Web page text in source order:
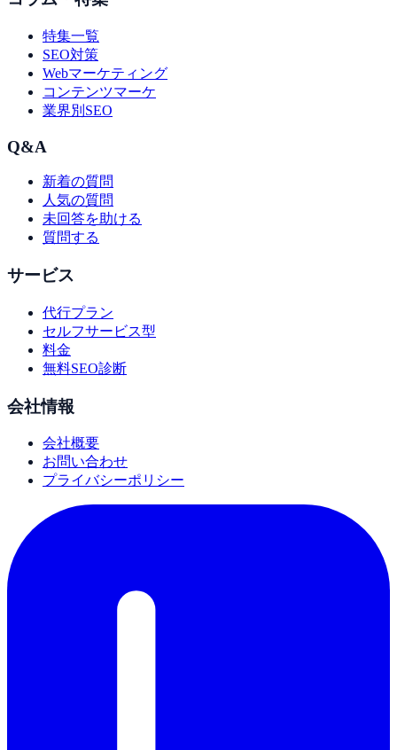
特集一覧
SEO対策
Webマーケティング
コンテンツマーケ
業界別SEO
Q&A
新着の質問
人気の質問
未回答を助ける
質問する
サービス
代行プラン
セルフサービス型
料金
無料SEO診断
会社情報
会社概要
お問い合わせ
プライバシーポリシー